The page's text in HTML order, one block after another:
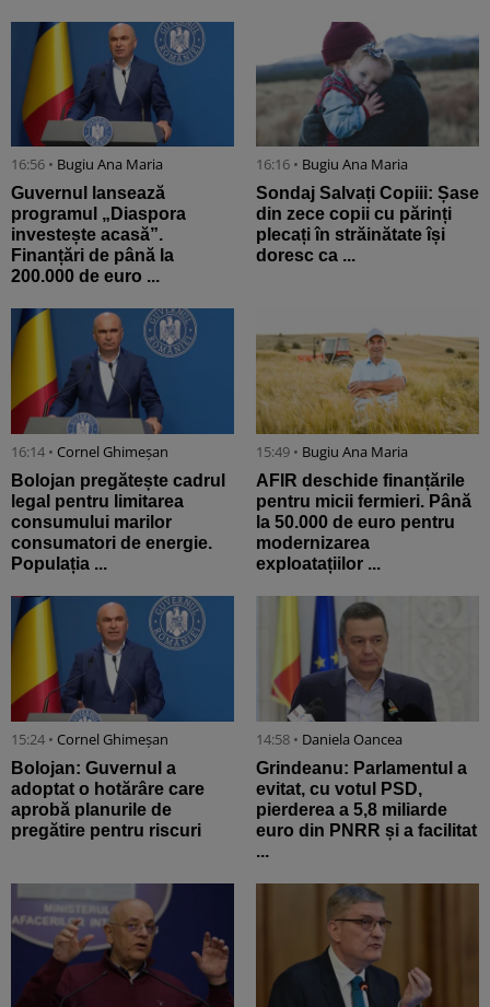
16:56 • Bugiu ⁠Ana Maria
Guvernul lansează
programul „Diaspora
investește acasă”.
Finanțări de până la
200.000 de euro ...
16:16 • Bugiu ⁠Ana Maria
Sondaj Salvați Copiii: Șase
din zece copii cu părinți
plecați în străinătate își
doresc ca ...
16:14 • Cornel Ghimeșan
Bolojan pregătește cadrul
legal pentru limitarea
consumului marilor
consumatori de energie.
Populația ...
15:49 • Bugiu ⁠Ana Maria
AFIR deschide finanțările
pentru micii fermieri. Până
la 50.000 de euro pentru
modernizarea
exploatațiilor ...
15:24 • Cornel Ghimeșan
Bolojan: Guvernul a
adoptat o hotărâre care
aprobă planurile de
pregătire pentru riscuri
14:58 • Daniela Oancea
Grindeanu: Parlamentul a
evitat, cu votul PSD,
pierderea a 5,8 miliarde
euro din PNRR și a facilitat
...